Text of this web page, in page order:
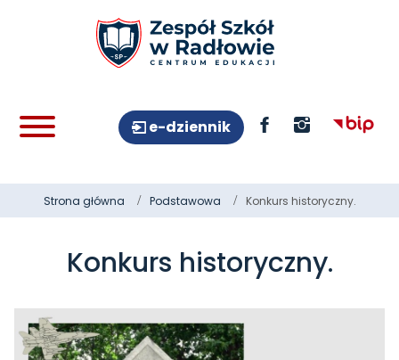
e-dziennik
Strona główna Podstawowa Konkurs historyczny.
Konkurs historyczny.